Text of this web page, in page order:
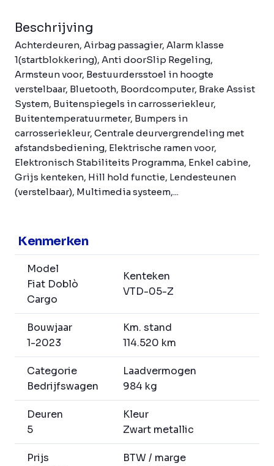
Beschrijving
Achterdeuren, Airbag passagier, Alarm klasse
1(startblokkering), Anti doorSlip Regeling,
Armsteun voor, Bestuurdersstoel in hoogte
verstelbaar, Bluetooth, Boordcomputer, Brake Assist
System, Buitenspiegels in carrosseriekleur,
Buitentemperatuurmeter, Bumpers in
carrosseriekleur, Centrale deurvergrendeling met
afstandsbediening, Elektrische ramen voor,
Elektronisch Stabiliteits Programma, Enkel cabine,
Grijs kenteken, Hill hold functie, Lendesteunen
(verstelbaar), Multimedia systeem,...
Kenmerken
Model
Fiat Doblò
Cargo
Kenteken
VTD-05-Z
Bouwjaar
1-2023
Km. stand
114.520 km
Categorie
Bedrijfswagen
Laadvermogen
984 kg
Deuren
5
Kleur
Zwart metallic
Prijs
BTW / marge